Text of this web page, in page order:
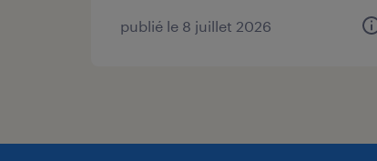
publié le 8 juillet 2026